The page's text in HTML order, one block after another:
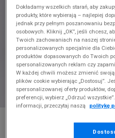
NIKE SPODNIE W NSW CLUB
Dokładamy wszelkich starań, aby
produkty, które wybierają – najlepiej
jednak przy pełnym poszanowaniu
osobowych. Kliknij „OK”, jeśli chcesz,
Twoich zachowaniach na naszej
personalizowanych specjalnie dla
produktów dopasowanych do Twoich
spersonalizowanych reklam czy
W każdej chwili możesz zmienić
plików cookie wybierając „Dostosuj”.
spersonalizowanej oferty produktów,
preferencji, wybierz „Odrzuć
informacji, przeczytaj naszą
politykę